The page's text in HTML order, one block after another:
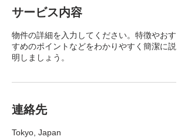
サービス内容
物件の詳細を入力してください。特徴やおす
すめのポイントなどをわかりやすく簡潔に説
明しましょう。
連絡先
Tokyo, Japan